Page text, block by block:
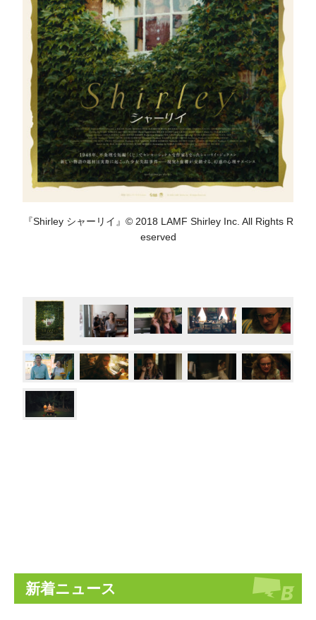
『Shirley シャーリイ』© 2018 LAMF Shirley Inc. All Rights R
eserved
新着ニュース